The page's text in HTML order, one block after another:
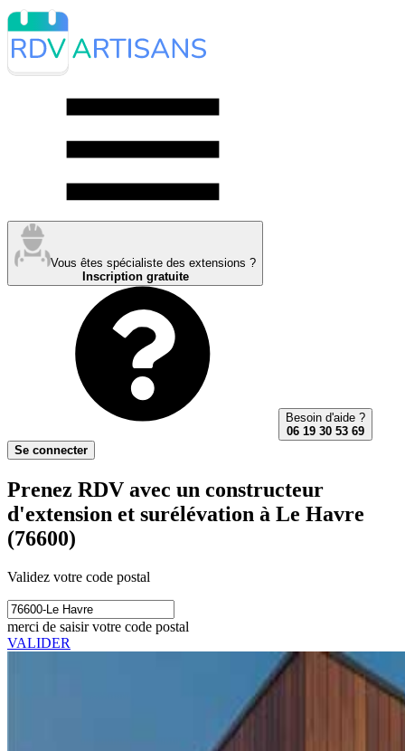
Vous êtes spécialiste des extensions ?
Inscription gratuite
Besoin d'aide ?
06 19 30 53 69
Se connecter
Prenez RDV avec un constructeur
d'extension et surélévation à Le Havre
(76600)
Validez votre code postal
merci de saisir votre code postal
VALIDER